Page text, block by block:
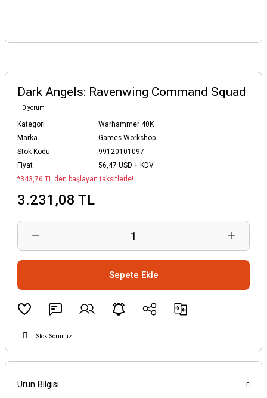
Dark Angels: Ravenwing Command Squad
0 yorum
Kategori
Warhammer 40K
Marka
Games Workshop
Stok Kodu
99120101097
Fiyat
56,47 USD + KDV
*343,76 TL den başlayan taksitlerle!
3.231,08 TL
Sepete Ekle
Stok Sorunuz
Ürün Bilgisi